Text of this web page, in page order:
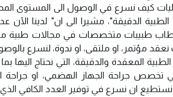
كيف نسرع في الوصول الى المستوى
الدقيقة"، مشيرا الى ان" لدينا الآن
طبيبات متخصصات في مجالات طبية
مؤتمر، او ملتقى، او ندوة، لنسرع
المعقدة والدقيقة، التي نحتاج اليها بما
تخصص جراحة الجهاز الهضمي، او جراحة
ان نسرع في توفير العدد الكافي الذي